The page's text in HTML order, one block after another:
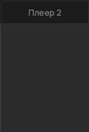
Плеер 2